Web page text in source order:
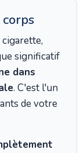
significatif
dans
. C'est l'un
de votre